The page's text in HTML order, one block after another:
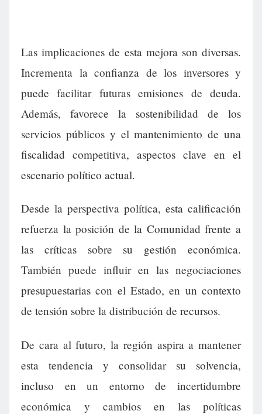
Las implicaciones de esta mejora son diversas.
Incrementa la confianza de los inversores y
puede facilitar futuras emisiones de deuda.
Además, favorece la sostenibilidad de los
servicios públicos y el mantenimiento de una
fiscalidad competitiva, aspectos clave en el
escenario político actual.
Desde la perspectiva política, esta calificación
refuerza la posición de la Comunidad frente a
las críticas sobre su gestión económica.
También puede influir en las negociaciones
presupuestarias con el Estado, en un contexto
de tensión sobre la distribución de recursos.
De cara al futuro, la región aspira a mantener
esta tendencia y consolidar su solvencia,
incluso en un entorno de incertidumbre
económica y cambios en las políticas